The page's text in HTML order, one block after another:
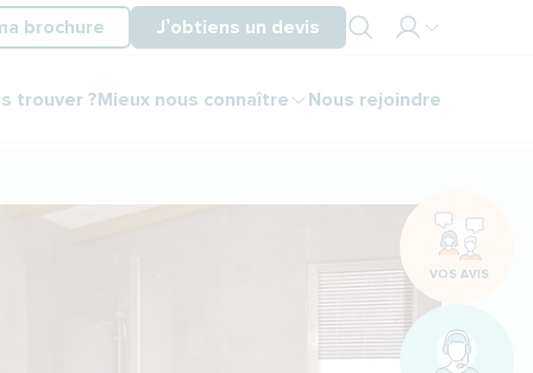
brochure
J’obtiens un devis
espace
trouver ?Mieux nous connaître Nous rejoindre
VOS AVIS